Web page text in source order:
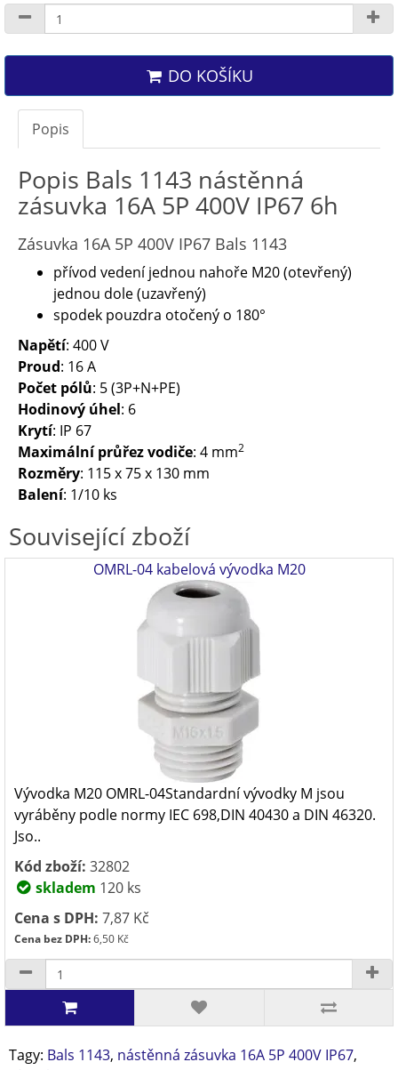
DO KOŠÍKU
Popis
Popis Bals 1143 nástěnná
zásuvka 16A 5P 400V IP67 6h
Zásuvka 16A 5P 400V IP67 Bals 1143
přívod vedení jednou nahoře M20 (otevřený)
jednou dole (uzavřený)
spodek pouzdra otočený o 180°
Napětí: 400 V
Proud: 16 A
Počet pólů: 5 (3P+N+PE)
Hodinový úhel: 6
Krytí: IP 67
Maximální průřez vodiče: 4 mm2
Rozměry: 115 x 75 x 130 mm
Balení: 1/10 ks
Související zboží
OMRL-04 kabelová vývodka M20
Vývodka M20 OMRL-04Standardní vývodky M jsou
vyráběny podle normy IEC 698,DIN 40430 a DIN 46320.
Jso..
Kód zboží: 32802
skladem 120 ks
Cena s DPH: 7,87 Kč
Cena bez DPH:6,50 Kč
Tagy: Bals 1143, nástěnná zásuvka 16A 5P 400V IP67,